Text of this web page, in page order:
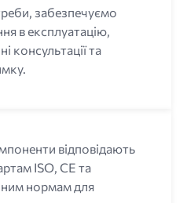
забезпечуємо
в експлуатацію,
консультації та
відповідають
ISO, CE та
нормам для